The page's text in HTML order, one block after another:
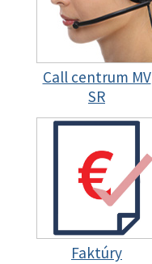
Call centrum MV
SR
Faktúry